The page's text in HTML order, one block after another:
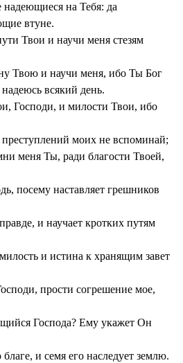
надеющиеся на Тебя: да
втуне.
Твои и научи меня стезям
Твою и научи меня, ибо Ты Бог
всякий день.
Господи, и милости Твои, ибо
моих не вспоминай;
меня Ты, ради благости Твоей,
посему наставляет грешников
и научает кротких путям
и истина к хранящим завет
прости согрешение мое,
Господа? Ему укажет Он
и семя его наследует землю.